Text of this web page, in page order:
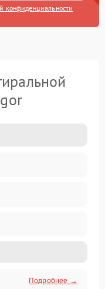
конфиденциальности
Подробнее →